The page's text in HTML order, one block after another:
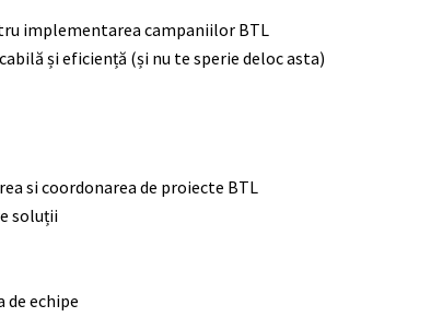
implementarea campaniilor BTL
și eficiență (și nu te sperie deloc asta)
si coordonarea de proiecte BTL
soluții
de echipe